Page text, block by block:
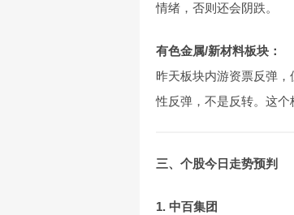
情绪，否则还会阴跌。
有色金属/新材料板块：
昨天板块内游资票反弹
性反弹，不是反转。这个
三、个股今日走势预判
1. 中百集团